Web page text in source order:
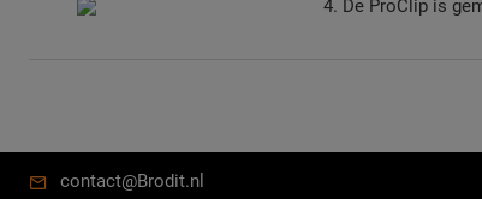
4. De ProClip is
contact@Brodit.nl